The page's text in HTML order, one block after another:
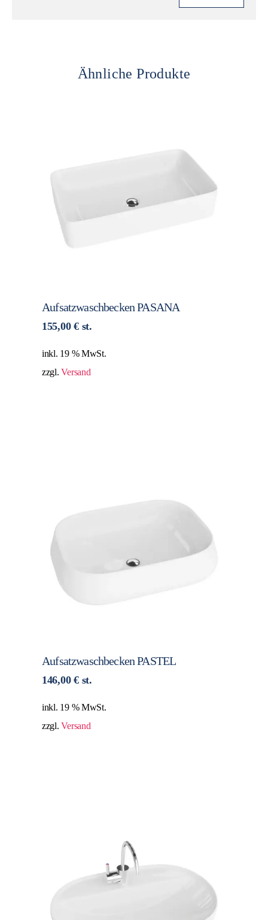
Ähnliche Produkte
Aufsatzwaschbecken PASANA
155,00€ st.
inkl. 19 % MwSt.
zzgl.Versand
Aufsatzwaschbecken PASTEL
146,00€ st.
inkl. 19 % MwSt.
zzgl.Versand